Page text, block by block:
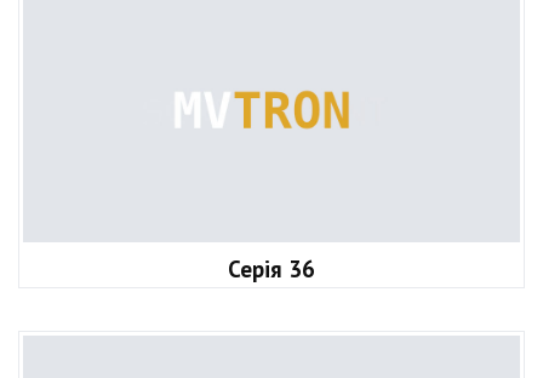
Серія 36